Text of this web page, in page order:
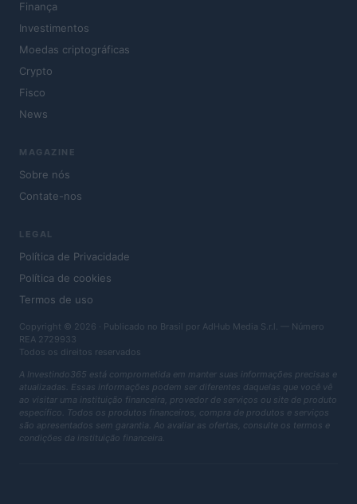
Finança
Investimentos
Moedas criptográficas
Crypto
Fisco
News
MAGAZINE
Sobre nós
Contate-nos
LEGAL
Política de Privacidade
Política de cookies
Termos de uso
Copyright © 2026 · Publicado no Brasil por AdHub Media S.r.l. — Número
REA 2729933
Todos os direitos reservados
A Investindo365 está comprometida em manter suas informações precisas e
atualizadas. Essas informações podem ser diferentes daquelas que você vê
ao visitar uma instituição financeira, provedor de serviços ou site de produto
específico. Todos os produtos financeiros, compra de produtos e serviços
são apresentados sem garantia. Ao avaliar as ofertas, consulte os termos e
condições da instituição financeira.